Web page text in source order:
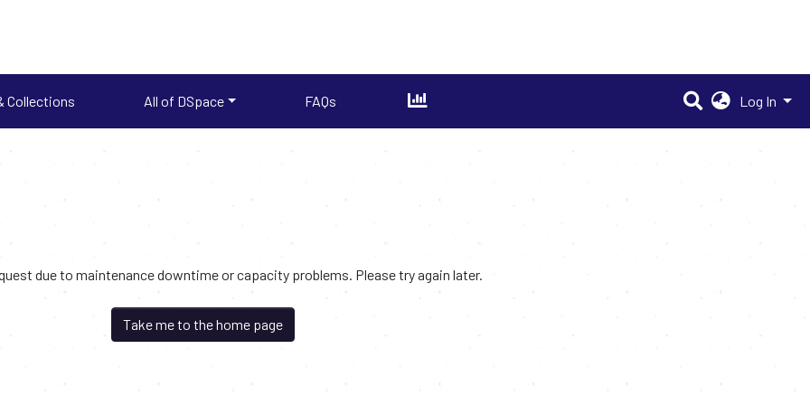
Collections All of DSpace FAQs Log In
due to maintenance downtime or capacity problems. Please try again later.
Take me to the home page